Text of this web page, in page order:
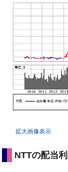
拡大画像表示
NTTの配当